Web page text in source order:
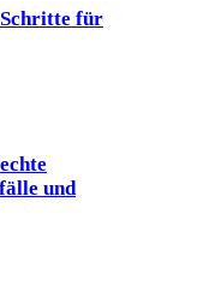
für
und